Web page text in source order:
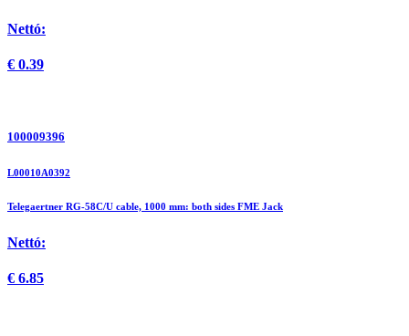
Nettó:
€ 0.39
100009396
L00010A0392
Telegaertner RG-58C/U cable, 1000 mm: both sides FME Jack
Nettó:
€ 6.85